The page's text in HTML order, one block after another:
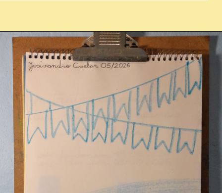
https://josivandroavelar.com.br/80folhas-caderno-1-038-ceu-iluminado/